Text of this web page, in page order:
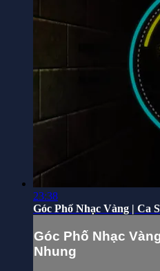
23:38
Góc Phố Nhạc Vàng | Ca
Góc Phố Nhạc
Nhung